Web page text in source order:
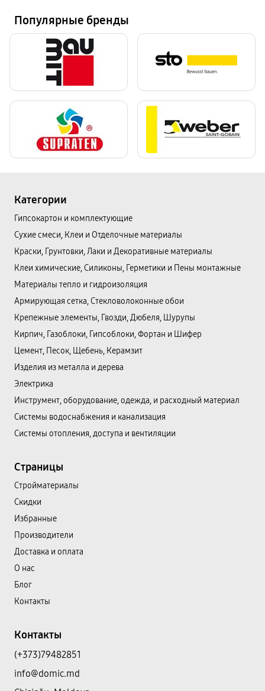
Популярные бренды
Категории
Гипсокартон и комплектующие
Сухие смеси, Клеи и Отделочные материалы
Краски, Грунтовки, Лаки и Декоративные материалы
Клеи химические, Силиконы, Герметики и Пены монтажные
Материалы тепло и гидроизоляция
Армирующая сетка, Стекловолоконные обои
Крепежные элементы, Гвозди, Дюбеля, Шурупы
Кирпич, Газоблоки, Гипсоблоки, Фортан и Шифер
Цемент, Песок, Щебень, Керамзит
Изделия из металла и дерева
Электрика
Инструмент, оборудование, одежда, и расходный материал
Системы водоснабжения и канализация
Системы отопления, доступа и вентиляции
Страницы
Cтройматериалы
Скидки
Избранные
Производители
Доставка и оплата
О нас
Блог
Контакты
Контакты
(+373)79482851
info@domic.md